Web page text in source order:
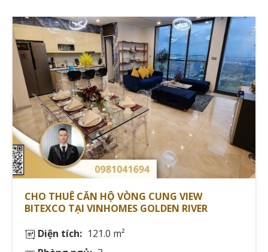
Giá thuê: 18-60tr/tháng
Diện tích: 45-110m²
Nội thất: Full nội thất
View: Sông Sài Gòn
Tiện ích: Công viên ven sông
Xu hướng thị trường và dự báo biến động
giá 📈
Theo Batdongsan.com.vn, xu hướng thị trường 2024
Tăng giá thuê: 5-7% cuối năm
Tỷ lệ lấp đầy: >90%
CHO THUÊ CĂN HỘ VÒNG CUNG VIEW
BITEXCO TẠI VINHOMES GOLDEN RIVER
Diện tích: 121.0 m²